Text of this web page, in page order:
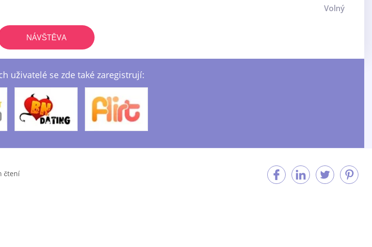
Volný
NÁVŠTĚVA
uživatelé se zde také zaregistrují:
čtení